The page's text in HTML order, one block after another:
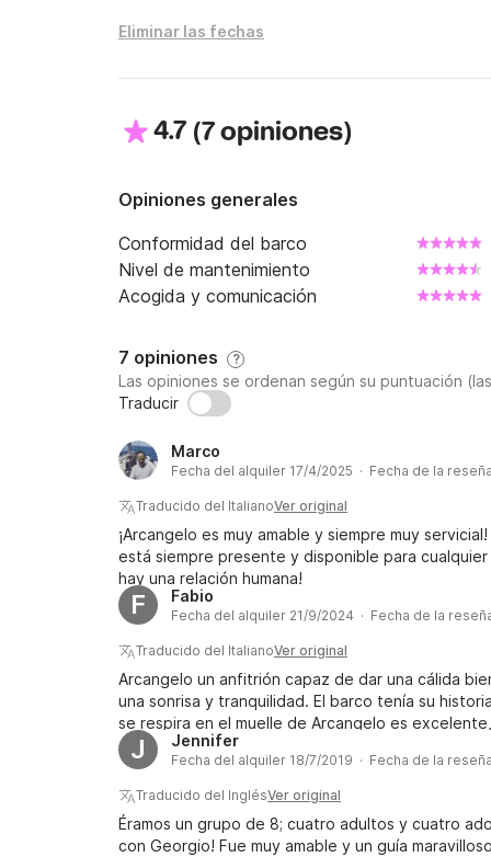
Eliminar las fechas
4.7 (7 opiniones)
Opiniones generales
Conformidad del barco
Nivel de mantenimiento
Acogida y comunicación
7 opiniones ?
Las opiniones se ordenan según su puntuación
Traducir
Marco
Fecha del alquiler 17/4/2025 · Fecha de la
Traducido del ItalianoVer original
¡Arcangelo es muy amable y siempre muy
está siempre presente y disponible para
hay una relación humana!
F Fabio
Fecha del alquiler 21/9/2024 · Fecha de la
Traducido del ItalianoVer original
Arcangelo un anfitrión capaz de dar una cálida
una sonrisa y tranquilidad. El barco tenía su
se respira en el muelle de Arcangelo es
sino para aprovechar los cursos que ofrecen.
J Jennifer
Fecha del alquiler 18/7/2019 · Fecha de la
Traducido del InglésVer original
Éramos un grupo de 8; cuatro adultos y cuatro
con Georgio! Fue muy amable y un guía